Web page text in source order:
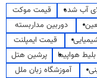
آب شده
قیمت موکت
دوربین مداربسته
قیمت ایمپلنت
بلیط هواپیما
پرشین هتل
آموزشگاه زبان ملل